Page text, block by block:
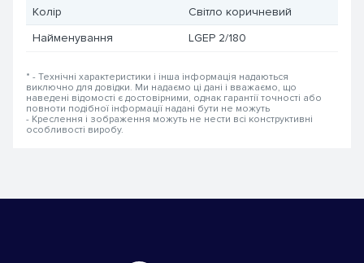
Колір
Світло коричневий
Найменування
LGEP 2/180
* - Технічні характеристики і інша інформація надаються
виключно для довідки. Ми надаємо ці дані і вважаємо, що
наведені відомості є достовірними, однак гарантії точності або
повноти подібної інформації надані бути не можуть
- Креслення і зображення можуть не нести всі конструктивні
особливості виробу.